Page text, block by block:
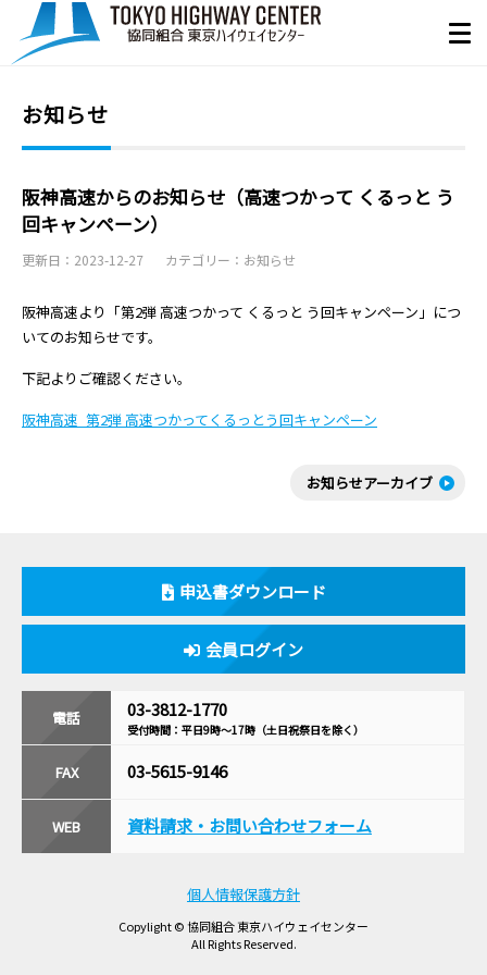
お知らせ
阪神高速からのお知らせ（高速つかって くるっと う
回キャンペーン）
更新日：2023-12-27 カテゴリー：お知らせ
阪神高速より「第2弾 高速つかって くるっと う回キャンペーン」につ
いてのお知らせです。
下記よりご確認ください。
阪神高速_第2弾 高速つかってくるっとう回キャンペーン
お知らせアーカイブ
申込書ダウンロード
会員ログイン
電話 03-3812-1770
受付時間：平日9時〜17時 （土日祝祭日を除く）
FAX 03-5615-9146
WEB 資料請求・ お問い合わせフォーム
個人情報保護方針
Copylight © 協同組合 東京ハイウェイセンター
All Rights Reserved.